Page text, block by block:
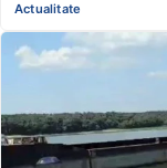
Actualitate